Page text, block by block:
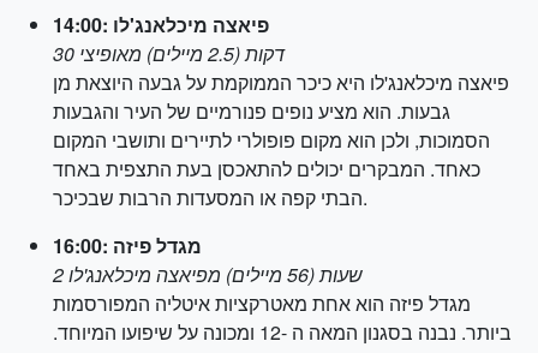
14:00: פיאצה מיכלאנג'לו
30 דקות (2.5 מיילים) מאופיצי
פיאצה מיכלאנג'לו היא כיכר הממוקמת על גבעה היוצאת מן
גבעות. הוא מציע נופים פנורמיים של העיר והגבעות
הסמוכות, ולכן הוא מקום פופולרי לתיירים ותושבי המקום
כאחד. המבקרים יכולים להתאכסן בעת התצפית באחד
הבתי קפה או המסעדות הרבות שבכיכר.
16:00: מגדל פיזה
2 שעות (56 מיילים) מפיאצה מיכלאנג'לו
מגדל פיזה הוא אחת מאטרקציות איטליה המפורסמות
ביותר. נבנה בסגנון המאה ה -12 ומכונה על שיפועו המיוחד.